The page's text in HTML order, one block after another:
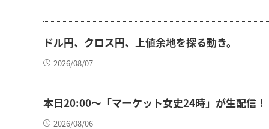
ドル円、クロス円、上値余地を探る動き。
2026/08/07
本日20:00～「マーケット女史24時」が生配信！
2026/08/06